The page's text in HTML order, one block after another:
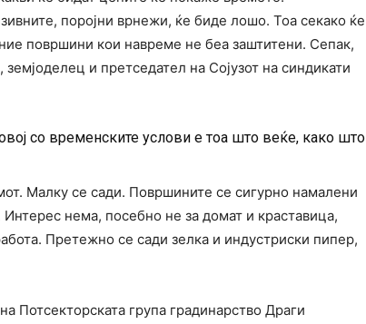
поројни врнежи, ќе биде лошо. Тоа секако ќе
површини кои навреме не беа заштитени. Сепак,
и претседател на Сојузот на синдикати
со временските услови е тоа што веќе, како што
Малку се сади. Површините се сигурно намалени
нема, посебно не за домат и краставица,
Претежно се сади зелка и индустриски пипер,
Потсекторската група градинарство Драги